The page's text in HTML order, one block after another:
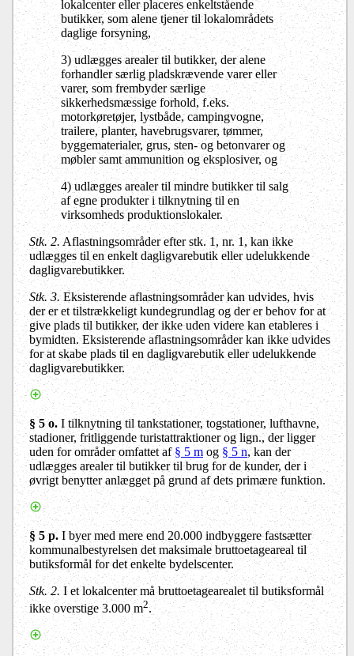
lokalcenter eller placeres enkeltstående
butikker, som alene tjener til lokalområdets
daglige forsyning,
3) udlægges arealer til butikker, der alene
forhandler særlig pladskrævende varer eller
varer, som frembyder særlige
sikkerhedsmæssige forhold, f.eks.
motorkøretøjer, lystbåde, campingvogne,
trailere, planter, havebrugsvarer, tømmer,
byggematerialer, grus, sten- og betonvarer og
møbler samt ammunition og eksplosiver, og
4) udlægges arealer til mindre butikker til salg
af egne produkter i tilknytning til en
virksomheds produktionslokaler.
Stk. 2. Aflastningsområder efter stk. 1, nr. 1, kan ikke
udlægges til en enkelt dagligvarebutik eller udelukkende
dagligvarebutikker.
Stk. 3.Eksisterende aflastningsområder kan udvides, hvis
der er et tilstrækkeligt kundegrundlag og der er behov for at
give plads til butikker, der ikke uden videre kan etableres i
bymidten. Eksisterende aflastningsområder kan ikke udvides
for at skabe plads til en dagligvarebutik eller udelukkende
dagligvarebutikker.
§ 5 o. I tilknytning til tankstationer, togstationer, lufthavne,
stadioner, fritliggende turistattraktioner og lign., der ligger
uden for områder omfattet af§ 5 mog § 5 n, kan der
udlægges arealer til butikker til brug for de kunder, der i
øvrigt benytter anlægget på grund af dets primære funktion.
§ 5 p. I byer med mere end 20.000 indbyggere fastsætter
kommunalbestyrelsen det maksimale bruttoetageareal til
butiksformål for det enkelte bydelscenter.
Stk. 2. I et lokalcenter må bruttoetagearealet til butiksformål
ikke overstige 3.000 m2.